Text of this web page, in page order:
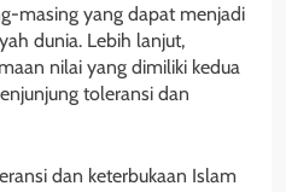
masing yang dapat menjadi
dunia. Lebih lanjut,
nilai yang dimiliki kedua
toleransi dan
dan keterbukaan Islam